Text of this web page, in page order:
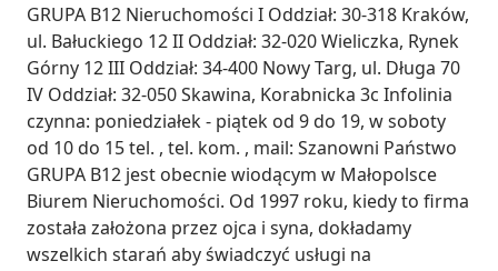
GRUPA B12 Nieruchomości I Oddział: 30-318 Kraków,
ul. Bałuckiego 12 II Oddział: 32-020 Wieliczka, Rynek
Górny 12 III Oddział: 34-400 Nowy Targ, ul. Długa 70
IV Oddział: 32-050 Skawina, Korabnicka 3c Infolinia
czynna: poniedziałek - piątek od 9 do 19, w soboty
od 10 do 15 tel. , tel. kom. , mail: Szanowni Państwo
GRUPA B12 jest obecnie wiodącym w Małopolsce
Biurem Nieruchomości. Od 1997 roku, kiedy to firma
została założona przez ojca i syna, dokładamy
wszelkich starań aby świadczyć usługi na